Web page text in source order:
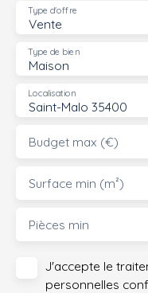
Vente
Type d'offre
Maison
Type de bien
Saint-Malo 35400
Localisation
Budget max (€)
Surface min (m²)
Pièces min
J'accepte le
personnelles